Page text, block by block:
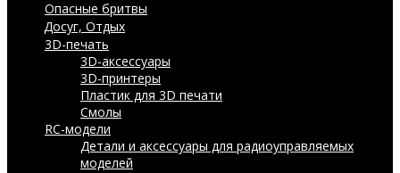
Опасные бритвы
Досуг, Отдых
3D-печать
3D-аксессуары
3D-принтеры
Пластик для 3D печати
Смолы
RC-модели
Детали и аксессуары для радиоуправляемых
моделей